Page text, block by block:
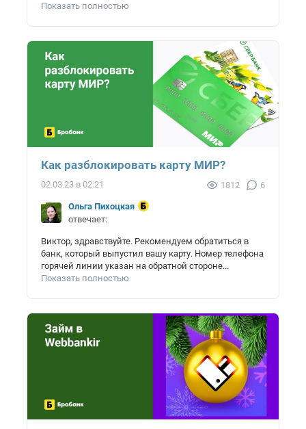
Показать полностью
Как разблокировать карту МИР?
02.03.23 в 02:21 1812 6
Ольга Пихоцкая
отвечает:
Виктор, здравствуйте. Рекомендуем обратиться в
банк, который выпустил вашу карту. Номер телефона
горячей линии указан на обратной стороне...
Показать полностью